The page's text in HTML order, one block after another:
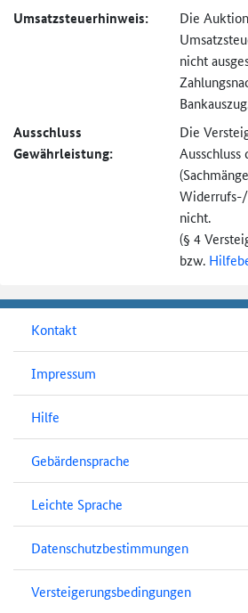
Umsatzsteuer­hinweis:
Die
nicht
Ausschluss
Gewährleistung:
Die
Ausschluss
Widerrufs-/
nicht.
(§ 4
bzw.
Kontakt
Impressum
Hilfe
Gebärdensprache
Leichte Sprache
Datenschutzbestimmungen
Versteigerungsbedingungen